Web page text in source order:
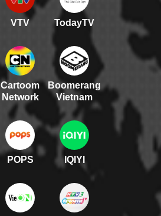
VTV TodayTV
Cartoom
Network
Boomerang
Vietnam
POPS IQIYI